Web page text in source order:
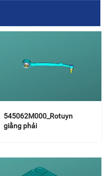
545062M000_Rotuyn
giằng phải